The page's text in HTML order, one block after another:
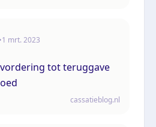
•1 mrt. 2023
tot teruggave
cassatieblog.nl